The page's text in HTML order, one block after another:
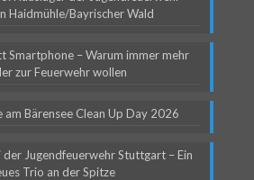
Haidmühle/Bayrischer Wald
Smartphone – Warum immer mehr
zur Feuerwehr wollen
am Bärensee Clean Up Day 2026
der Jugendfeuerwehr Stuttgart – Ein
Trio an der Spitze